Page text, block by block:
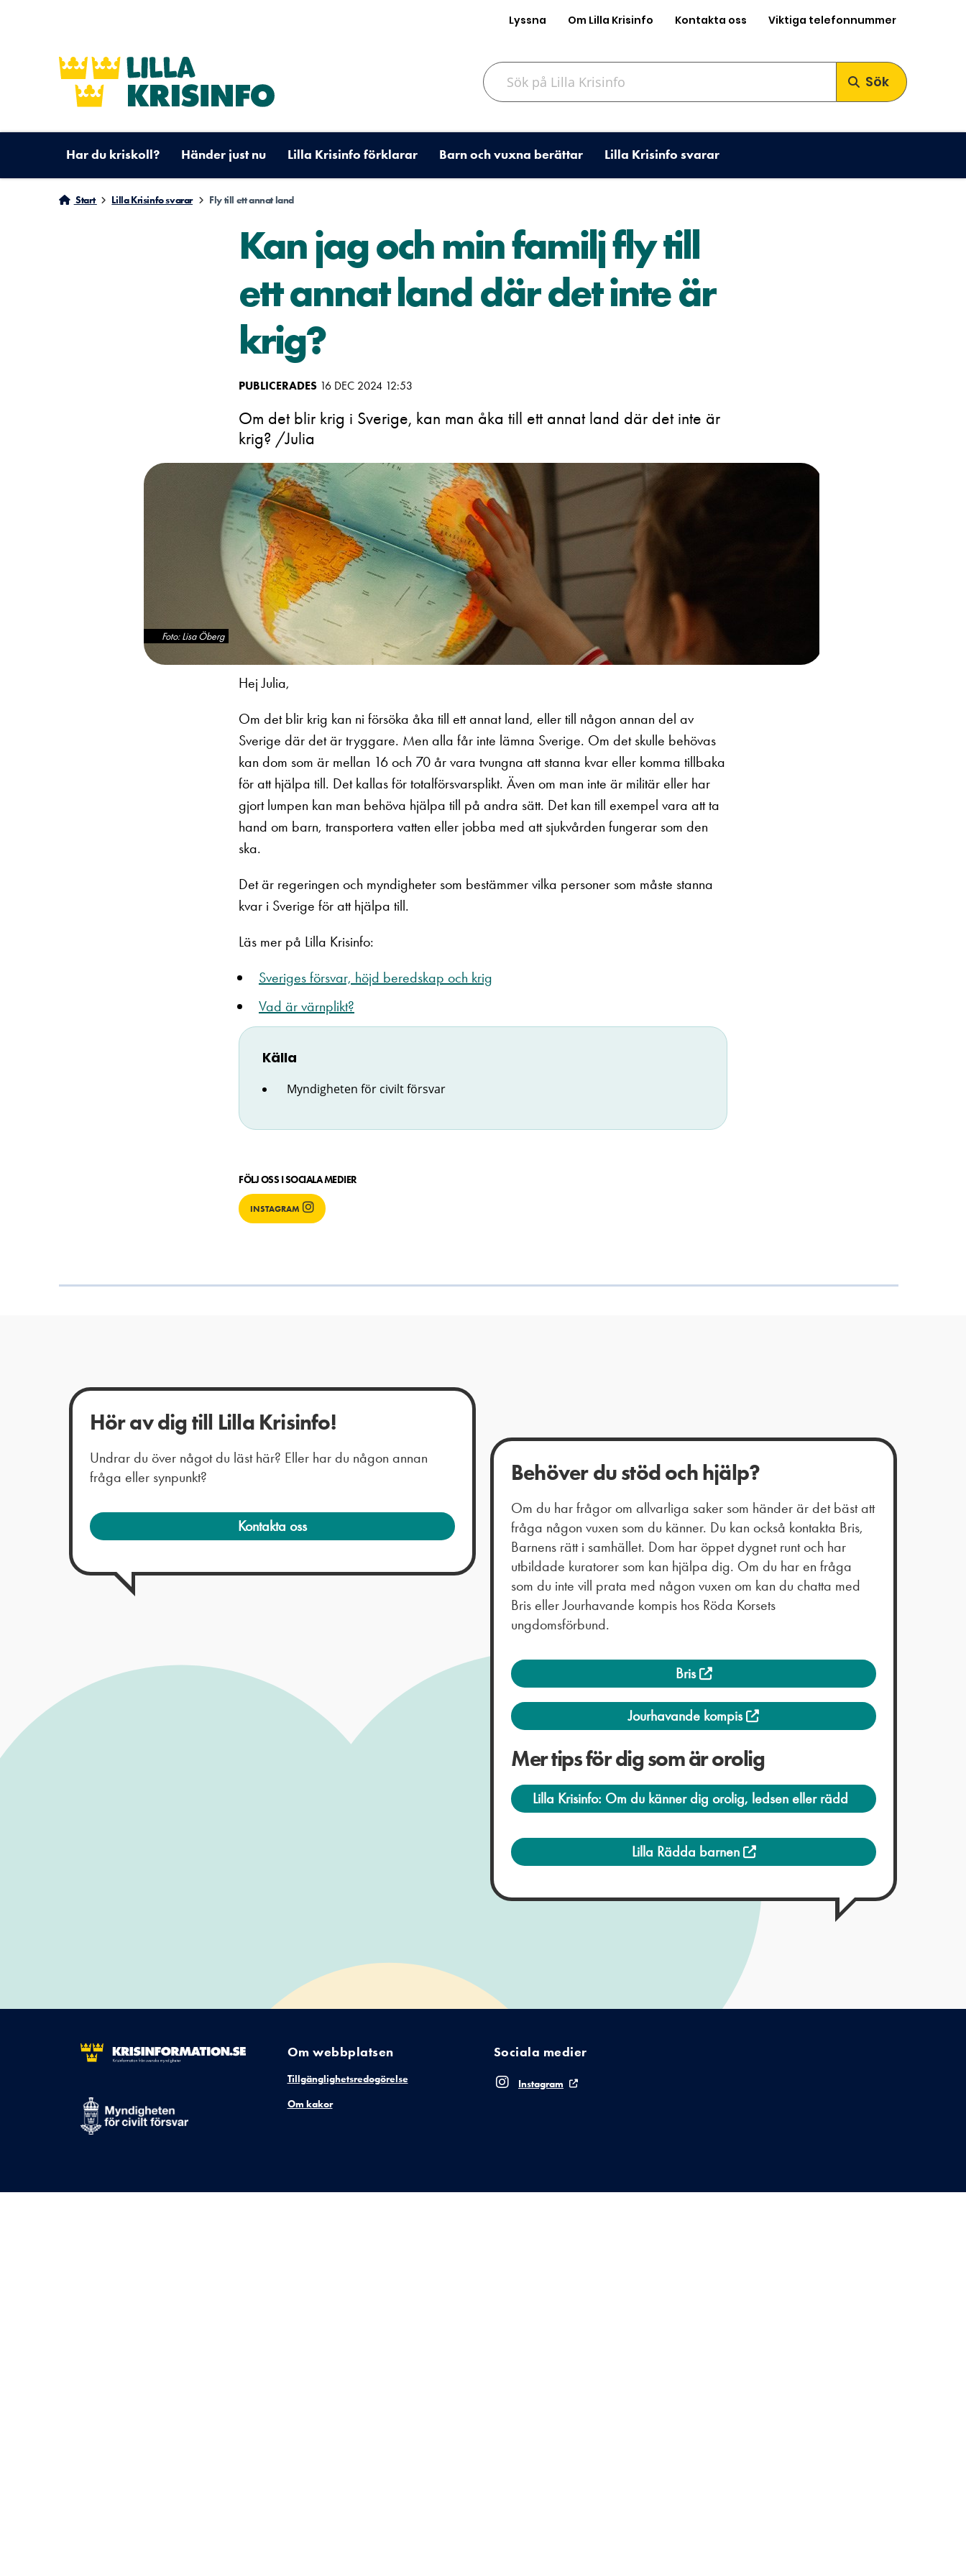
Lyssna Om Lilla Krisinfo Kontakta oss Viktiga telefonnummer
Sök på Lilla Krisinfo
Sök
Har du kriskoll? Händer just nu Lilla Krisinfo förklarar Barn och vuxna berättar Lilla Krisinfo svarar
Start Lilla Krisinfo svarar Fly till ett annat land
Kan jag och min familj fly till
ett annat land där det inte är
krig?
PUBLICERADES 16 DEC 2024 12:53
Om det blir krig i Sverige, kan man åka till ett annat land där det inte är
krig? /Julia
Foto: Lisa Öberg
Hej Julia,
Om det blir krig kan ni försöka åka till ett annat land, eller till någon annan del av
Sverige där det är tryggare. Men alla får inte lämna Sverige. Om det skulle behövas
kan dom som är mellan 16 och 70 år vara tvungna att stanna kvar eller komma tillbaka
för att hjälpa till. Det kallas för totalförsvarsplikt. Även om man inte är militär eller har
gjort lumpen kan man behöva hjälpa till på andra sätt. Det kan till exempel vara att ta
hand om barn, transportera vatten eller jobba med att sjukvården fungerar som den
ska.
Det är regeringen och myndigheter som bestämmer vilka personer som måste stanna
kvar i Sverige för att hjälpa till.
Läs mer på Lilla Krisinfo:
Sveriges försvar, höjd beredskap och krig
Vad är värnplikt?
Källa
Myndigheten för civilt försvar
FÖLJ OSS I SOCIALA MEDIER
INSTAGRAM
Hör av dig till Lilla Krisinfo!
Undrar du över något du läst här? Eller har du någon annan
fråga eller synpunkt?
Kontakta oss
Behöver du stöd och hjälp?
Om du har frågor om allvarliga saker som händer är det bäst att
fråga någon vuxen som du känner. Du kan också kontakta Bris,
Barnens rätt i samhället. Dom har öppet dygnet runt och har
utbildade kuratorer som kan hjälpa dig. Om du har en fråga
som du inte vill prata med någon vuxen om kan du chatta med
Bris eller Jourhavande kompis hos Röda Korsets
ungdomsförbund.
Bris
Jourhavande kompis
Mer tips för dig som är orolig
Lilla Krisinfo: Om du känner dig orolig, ledsen eller rädd
Lilla Rädda barnen
Om webbplatsen
Tillgänglighetsredogörelse
Om kakor
Sociala medier
Instagram